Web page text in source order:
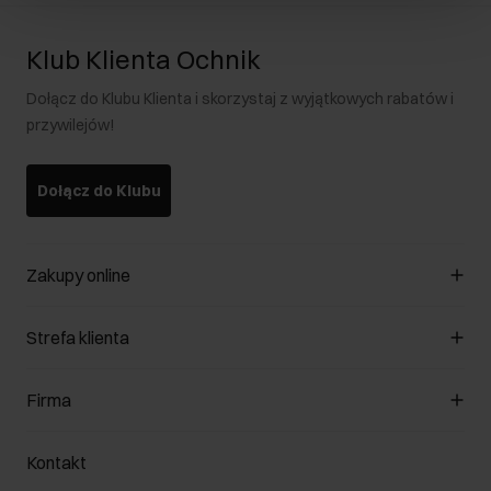
Klub Klienta Ochnik
Dołącz do Klubu Klienta i skorzystaj z wyjątkowych rabatów i
przywilejów!
Dołącz do Klubu
Zakupy online
Zarządzaj cookies
Formy płatności
Jak dokonać zwrotu?
Strefa klienta
Klub Klienta
Zwróć produkty
Firma
O nas
Kontakt